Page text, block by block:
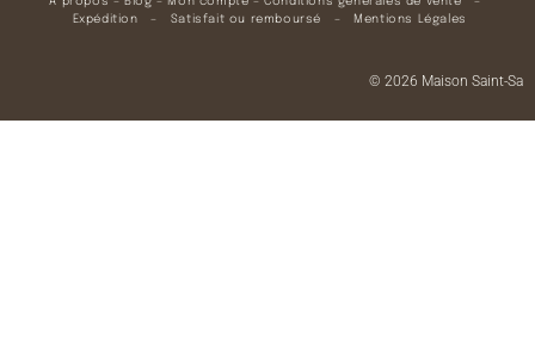
Expédition – Satisfait ou remboursé – Mentions Légales
© 2026 Maison Saint-Sa